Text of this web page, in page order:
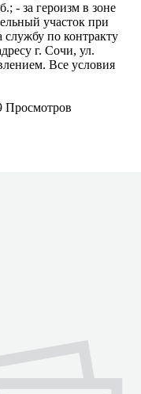
- за героизм в зоне
участок при
службу по контракту
г. Сочи, ул.
Все условия
Просмотров